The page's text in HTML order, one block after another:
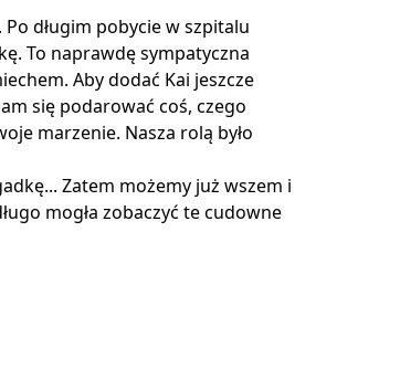
długim pobycie w szpitalu
To naprawdę sympatyczna
Aby dodać Kai jeszcze
się podarować coś, czego
marzenie. Nasza rolą było
Zatem możemy już wszem i
mogła zobaczyć te cudowne